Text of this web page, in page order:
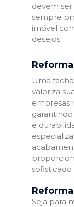
devem
sempre
imóvel
desejos.
Uma
valoriza
empresas
e
Seja para